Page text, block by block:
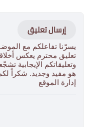
إرسال تعليق
يسرّنا تفاعلكم مع
تعليق محترم يعكس
وتعليقاتكم الإيجابية
هو مفيد وجديد. شكراً
إدارة الموقع